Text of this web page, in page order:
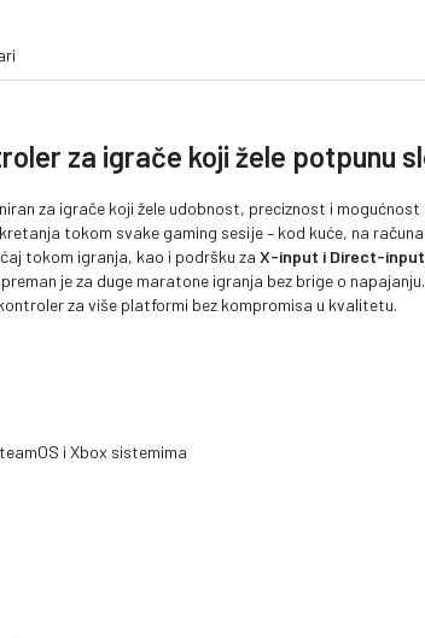
za igrače koji žele potpunu
za igrače koji žele udobnost, preciznost i
tokom svake gaming sesije – kod kuće, na
tokom igranja, kao i podršku za X-input i Direct-input
je za duge maratone igranja bez brige o
za više platformi bez kompromisa u kvalitetu.
i Xbox sistemima